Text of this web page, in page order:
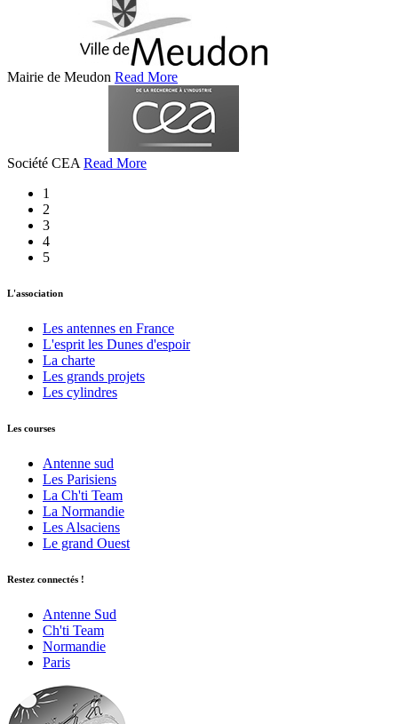
Mairie de Meudon Read More
Société CEA Read More
1
2
3
4
5
L'association
Les antennes en France
L'esprit les Dunes d'espoir
La charte
Les grands projets
Les cylindres
Les courses
Antenne sud
Les Parisiens
La Ch'ti Team
La Normandie
Les Alsaciens
Le grand Ouest
Restez connectés !
Antenne Sud
Ch'ti Team
Normandie
Paris